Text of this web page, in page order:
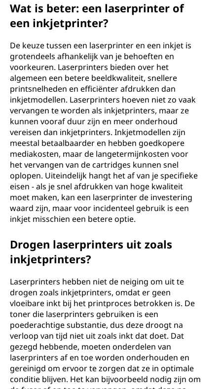
Wat is beter: een laserprinter of
een inkjetprinter?
De keuze tussen een laserprinter en een inkjet is
grotendeels afhankelijk van je behoeften en
voorkeuren. Laserprinters bieden over het
algemeen een betere beeldkwaliteit, snellere
printsnelheden en efficiënter afdrukken dan
inkjetmodellen. Laserprinters hoeven niet zo vaak
vervangen te worden als inkjetprinters, maar ze
kunnen vooraf duur zijn en meer onderhoud
vereisen dan inkjetprinters. Inkjetmodellen zijn
meestal betaalbaarder en hebben goedkopere
mediakosten, maar de langetermijnkosten voor
het vervangen van de cartridges kunnen snel
oplopen. Uiteindelijk hangt het af van je specifieke
eisen - als je snel afdrukken van hoge kwaliteit
moet maken, kan een laserprinter de investering
waard zijn, maar voor incidenteel gebruik is een
inkjet misschien een betere optie.
Drogen laserprinters uit zoals
inkjetprinters?
Laserprinters hebben niet de neiging om uit te
drogen zoals inkjetprinters, omdat er geen
vloeibare inkt bij het printproces betrokken is. De
toner die laserprinters gebruiken is een
poederachtige substantie, dus deze droogt na
verloop van tijd niet uit zoals inkt dat doet. Dat
gezegd hebbende, moeten onderdelen van
laserprinters af en toe worden onderhouden en
gereinigd om ervoor te zorgen dat ze in optimale
conditie blijven. Het kan bijvoorbeeld nodig zijn om